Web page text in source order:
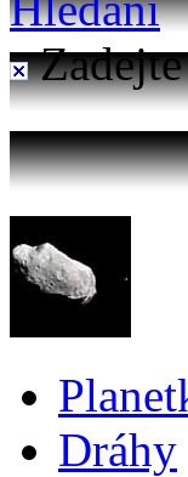
Zadejte
Dráhy